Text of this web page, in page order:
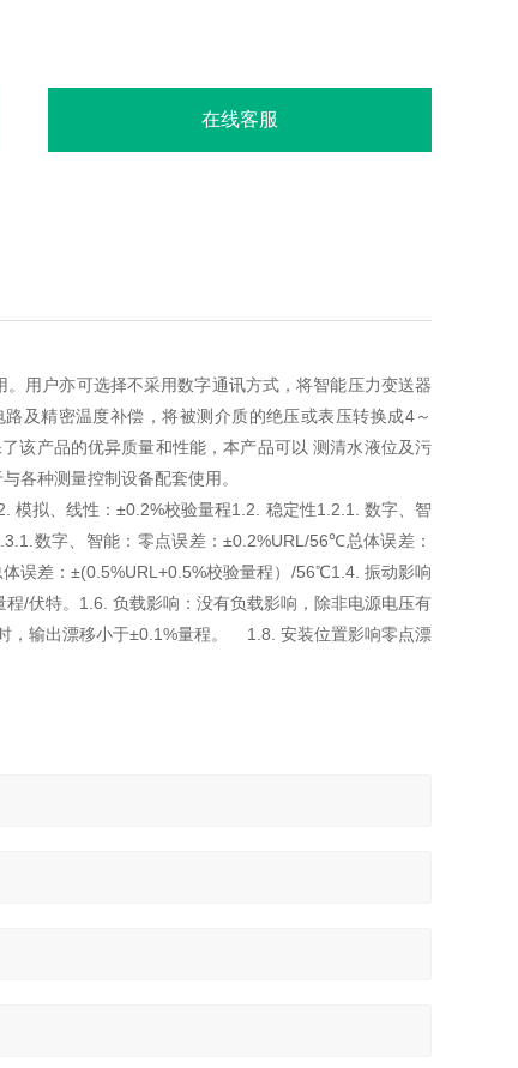
在线客服
用户亦可选择不采用数字通讯方式，将智能压力变送器
及精密温度补偿，将被测介质的绝压或表压转换成4～
该产品的优异质量和性能，本产品可以 测清水液位及污
各种测量控制设备配套使用。
模拟、线性：±0.2%校验量程1.2. 稳定性1.2.1. 数字、智
数字、智能：零点误差：±0.2%URL/56℃总体误差：
误差：±(0.5%URL+0.5%校验量程）/56℃1.4. 振动影响
/伏特。1.6. 负载影响：没有负载影响，除非电源电压有
，输出漂移小于±0.1%量程。 1.8. 安装位置影响零点漂